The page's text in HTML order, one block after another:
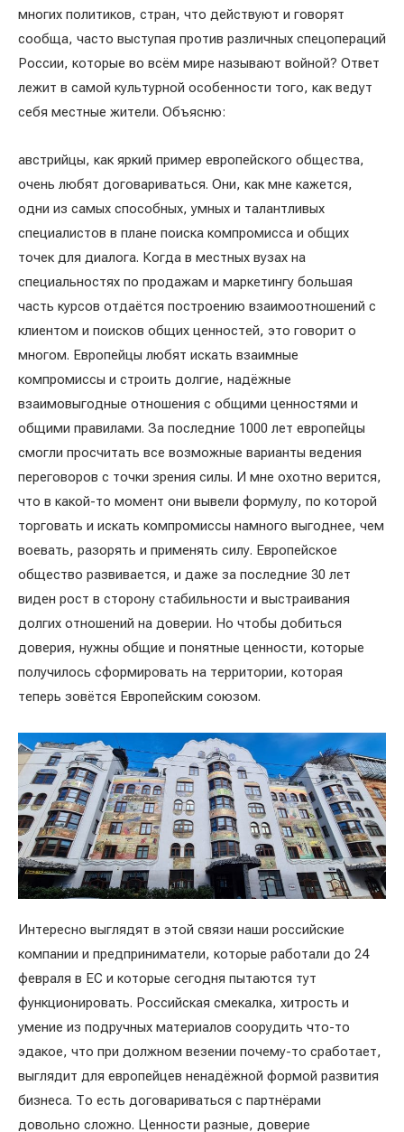
многих политиков, стран, что действуют и говорят
сообща, часто выступая против различных спецопераций
России, которые во всём мире называют войной? Ответ
лежит в самой культурной особенности того, как ведут
себя местные жители. Объясню:
австрийцы, как яркий пример европейского общества,
очень любят договариваться. Они, как мне кажется,
одни из самых способных, умных и талантливых
специалистов в плане поиска компромисса и общих
точек для диалога. Когда в местных вузах на
специальностях по продажам и маркетингу большая
часть курсов отдаётся построению взаимоотношений с
клиентом и поисков общих ценностей, это говорит о
многом. Европейцы любят искать взаимные
компромиссы и строить долгие, надёжные
взаимовыгодные отношения с общими ценностями и
общими правилами. За последние 1000 лет европейцы
смогли просчитать все возможные варианты ведения
переговоров с точки зрения силы. И мне охотно верится,
что в какой-то момент они вывели формулу, по которой
торговать и искать компромиссы намного выгоднее, чем
воевать, разорять и применять силу. Европейское
общество развивается, и даже за последние 30 лет
виден рост в сторону стабильности и выстраивания
долгих отношений на доверии. Но чтобы добиться
доверия, нужны общие и понятные ценности, которые
получилось сформировать на территории, которая
теперь зовётся Европейским союзом.
Интересно выглядят в этой связи наши российские
компании и предприниматели, которые работали до 24
февраля в ЕС и которые сегодня пытаются тут
функционировать. Российская смекалка, хитрость и
умение из подручных материалов соорудить что-то
эдакое, что при должном везении почему-то сработает,
выглядит для европейцев ненадёжной формой развития
бизнеса. То есть договариваться с партнёрами
довольно сложно. Ценности разные, доверие